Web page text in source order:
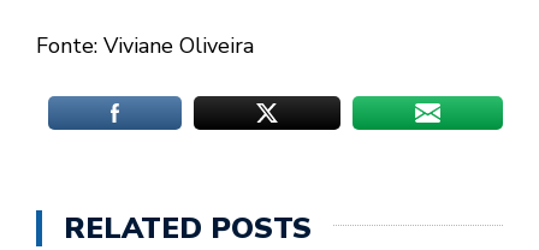
Fonte: Viviane Oliveira
RELATED POSTS